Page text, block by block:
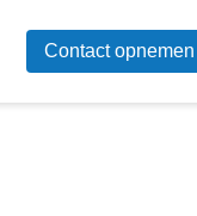
Contact opnemen